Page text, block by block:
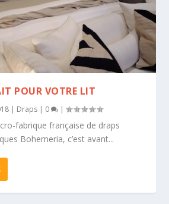
POUR VOTRE LIT
| Draps | 0 |
fabrique française de draps
Bohemeria, c’est avant...